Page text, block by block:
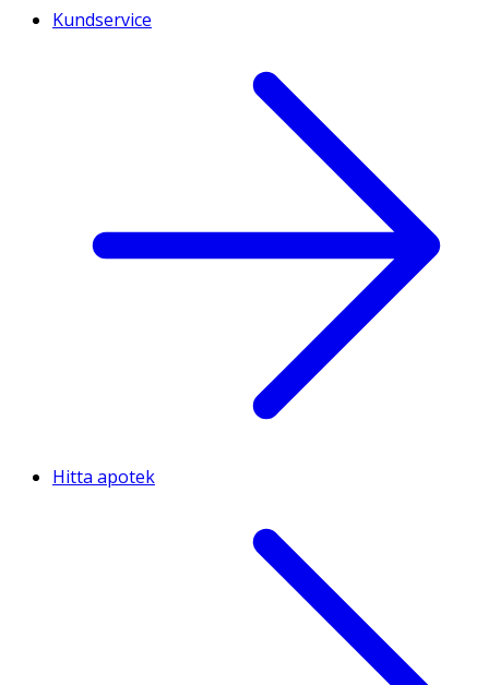
Kundservice
Hitta apotek